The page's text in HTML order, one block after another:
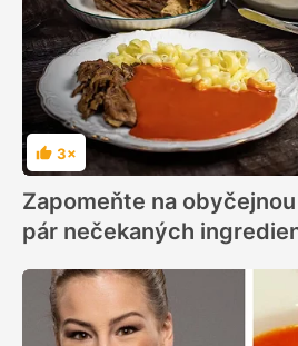
Hodnocení
3×
Zapomeňte na
pár nečekaných